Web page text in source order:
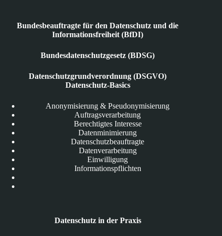
Bundesbeauftragte für den Datenschutz und die
Informationsfreiheit (BfDI)
Bundesdatenschutzgesetz (BDSG)
Datenschutzgrundverordnung (DSGVO)
Datenschutz-Basics
Anonymisierung & Pseudonymisierung
Auftragsverarbeitung
Berechtigtes Interesse
Datenminimierung
Datenschutzbeauftragte
Datenverarbeitung
Einwilligung
Informationspflichten
Datenschutz in der Praxis